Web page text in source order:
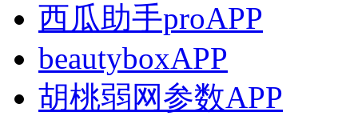
西瓜助手proAPP
beautyboxAPP
胡桃弱网参数APP